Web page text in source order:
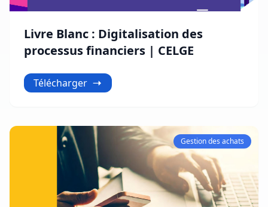
Livre Blanc : Digitalisation des
processus financiers | CELGE
Télécharger
Gestion des achats